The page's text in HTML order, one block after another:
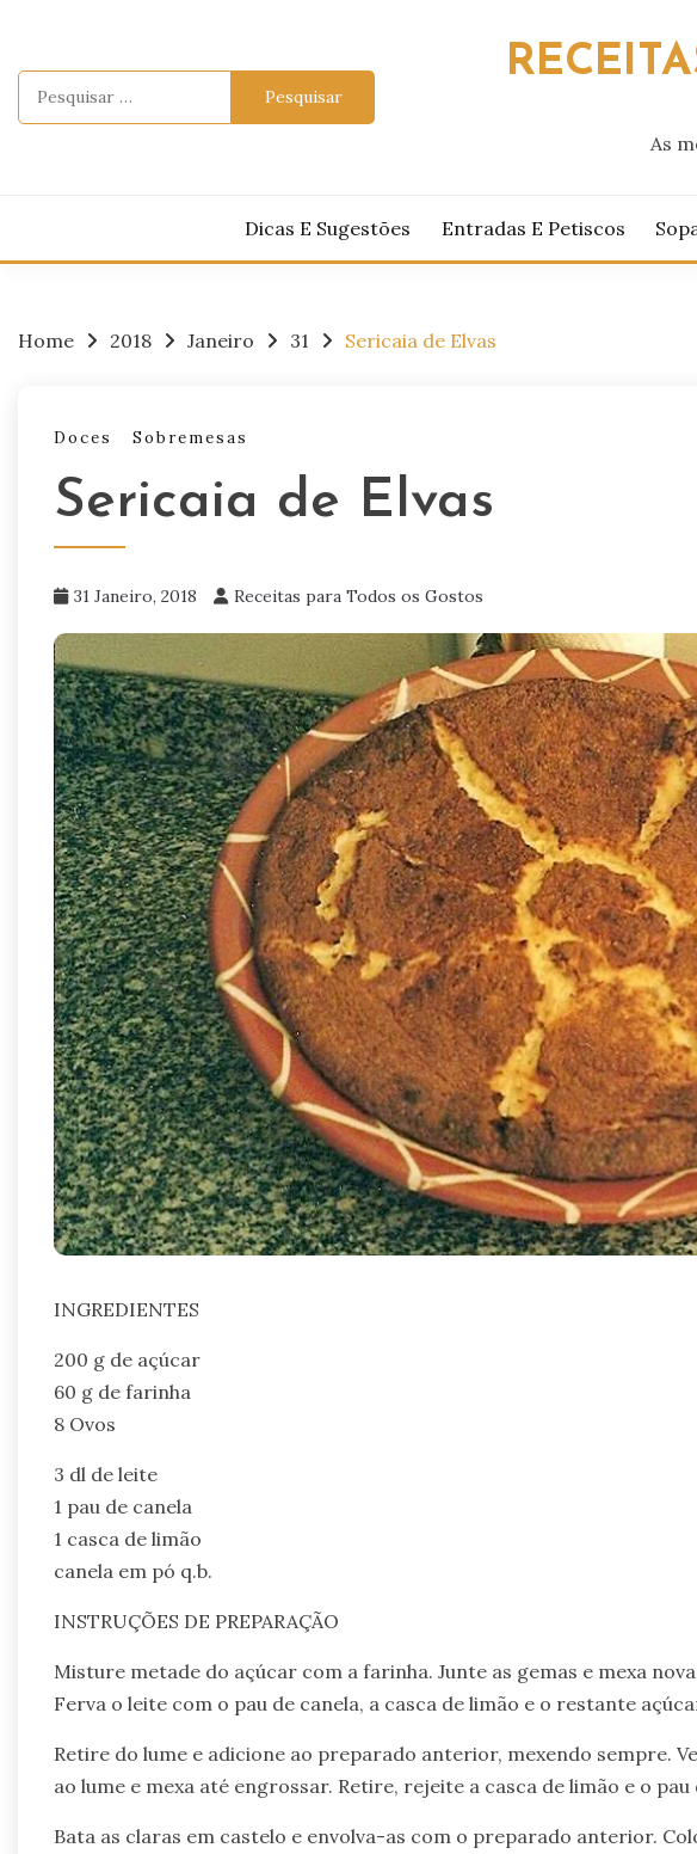
content
As
Dicas E Sugestões Entradas E Petiscos
Home 2018 Janeiro 31 Sericaia de Elvas
Doces Sobremesas
Sericaia de Elvas
31 Janeiro, 2018 Receitas para Todos os Gostos
INGREDIENTES
200 g de açúcar
60 g de farinha
8 Ovos
3 dl de leite
1 pau de canela
1 casca de limão
canela em pó q.b.
INSTRUÇÕES DE PREPARAÇÃO
Misture metade do açúcar com a farinha. Junte as gemas e mexa
Ferva o leite com o pau de canela, a casca de limão e o restante
Retire do lume e adicione ao preparado anterior, mexendo sempre.
ao lume e mexa até engrossar. Retire, rejeite a casca de limão e o
Bata as claras em castelo e envolva-as com o preparado anterior.